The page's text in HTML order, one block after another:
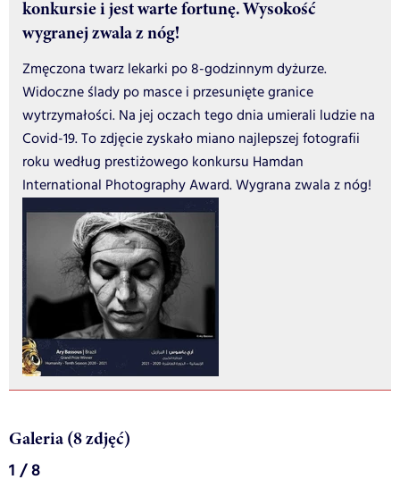
konkursie i jest warte fortunę. Wysokość
wygranej zwala z nóg!
Zmęczona twarz lekarki po 8-godzinnym dyżurze.
Widoczne ślady po masce i przesunięte granice
wytrzymałości. Na jej oczach tego dnia umierali ludzie na
Covid-19. To zdjęcie zyskało miano najlepszej fotografii
roku według prestiżowego konkursu Hamdan
International Photography Award. Wygrana zwala z nóg!
Galeria (8 zdjęć)
1 / 8